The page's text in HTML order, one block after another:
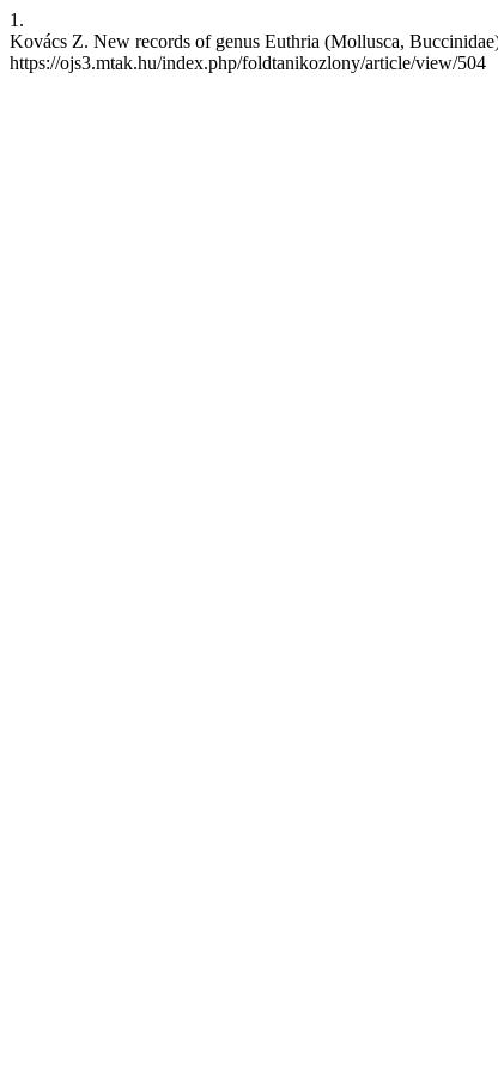
1.
Kovács Z. New records of genus Euthria (Mollusca,
https://ojs3.mtak.hu/index.php/foldtanikozlony/article/view/504